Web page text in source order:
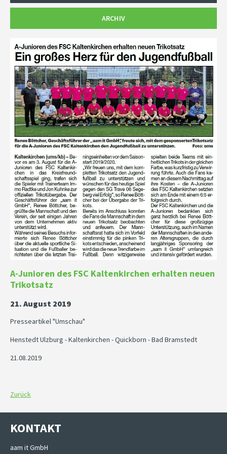
ARCHIV
A-Junioren des FSC Kaltenkirchen erhalten neuen
Trikotsatz
21. August 2019
Presseartikel "Umschau"
Henstedt Ulzburg - Kaltenkirchen - Quickborn - Bad Bramstedt
21.08.2019
Zurück
KONTAKT
aam it GmbH